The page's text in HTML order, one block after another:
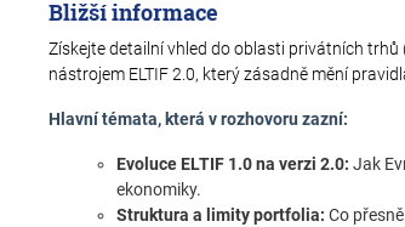
Bližší informace
Získejte detailní vhled do oblasti privátních
nástrojem ELTIF 2.0, který zásadně mění
Hlavní témata, která v rozhovoru zazní:
Evoluce ELTIF 1.0 na verzi 2.0: Jak
ekonomiky.
Struktura a limity portfolia: Co